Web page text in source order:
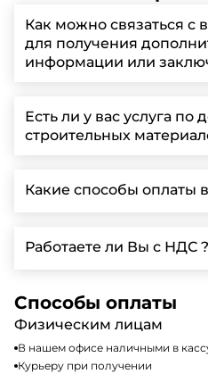
Как можно связаться с
для получения
информации или
запрос через нашу
заполнить форму на нашем
детальной информации и
Есть ли у вас услуга по
строительных
Ленинградской области, у
автопарк, для
Какие способы оплаты
включая наличные,
кредитные карты.
Работаете ли Вы с НДС ?
налогообложения, т.е с НДС
Способы оплаты
Физическим лицам
В нашем офисе наличными в
Курьеру при получении